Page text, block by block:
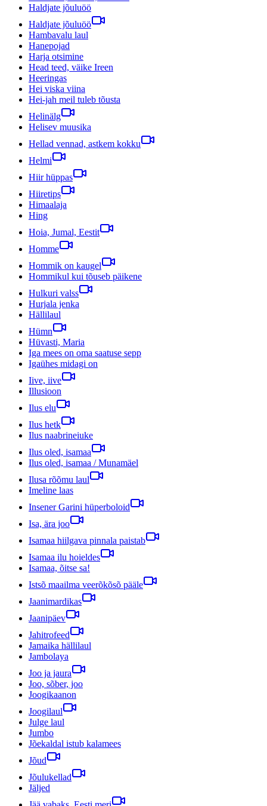
Haldjate jõuluöö
Haldjate jõuluöö
Hambavalu laul
Hanepojad
Harja otsimine
Head teed, väike Ireen
Heeringas
Hei viska viina
Hei-jah meil tuleb tõusta
Helinälg
Helisev muusika
Hellad vennad, astkem kokku
Helmi
Hiir hüppas
Hiiretips
Himaalaja
Hing
Hoia, Jumal, Eestit
Homme
Hommik on kaugel
Hommikul kui tõuseb päikene
Hulkuri valss
Hurjala jenka
Hällilaul
Hümn
Hüvasti, Maria
Iga mees on oma saatuse sepp
Igaühes midagi on
Iive, iive
Illusioon
Ilus elu
Ilus hetk
Ilus naabrineiuke
Ilus oled, isamaa
Ilus oled, isamaa / Munamäel
Ilusa rõõmu laul
Imeline laas
Insener Garini hüperboloid
Isa, ära joo
Isamaa hiilgava pinnala paistab
Isamaa ilu hoieldes
Isamaa, õitse sa!
Istsõ maailma veerõkõsõ pääle
Jaanimardikas
Jaanipäev
Jahitrofeed
Jamaika hällilaul
Jambolaya
Joo ja jaura
Joo, sõber, joo
Joogikaanon
Joogilaul
Julge laul
Jumbo
Jõekaldal istub kalamees
Jõud
Jõulukellad
Jäljed